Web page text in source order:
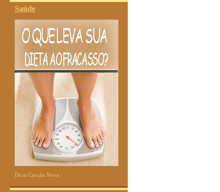
Saúde
Dicas Canção Nova